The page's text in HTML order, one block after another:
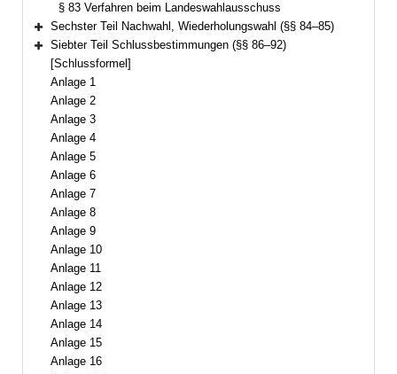
§ 83 Verfahren beim Landeswahlausschuss
Bereich erweitern
Sechster Teil Nachwahl, Wiederholungswahl (§§ 84–85)
Bereich erweitern
Siebter Teil Schlussbestimmungen (§§ 86–92)
[Schlussformel]
Anlage 1
Anlage 2
Anlage 3
Anlage 4
Anlage 5
Anlage 6
Anlage 7
Anlage 8
Anlage 9
Anlage 10
Anlage 11
Anlage 12
Anlage 13
Anlage 14
Anlage 15
Anlage 16